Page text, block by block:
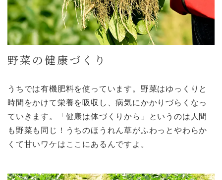
野菜の健康づくり
うちでは有機肥料を使っています。野菜はゆっくりと
時間をかけて栄養を吸収し、病気にかかりづらくなっ
ていきます。「健康は体づくりから」というのは人間
も野菜も同じ！うちのほうれん草がふわっとやわらか
くて甘いワケはここにあるんですよ。